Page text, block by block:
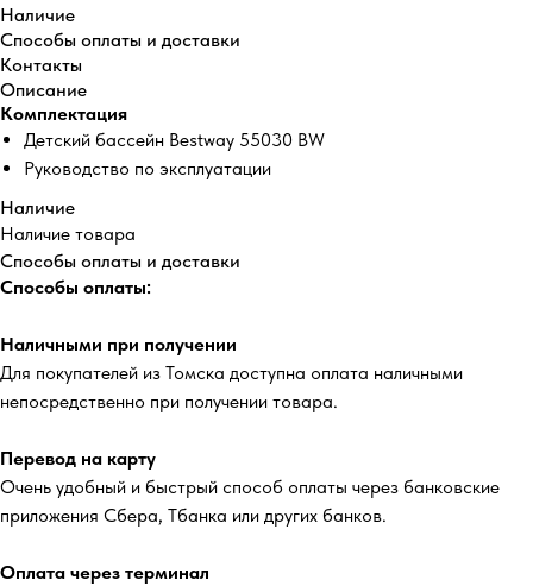
Наличие
Способы оплаты и доставки
Контакты
Описание
Комплектация
Детский бассейн Bestway 55030 BW
Руководство по эксплуатации
Наличие
Наличие товара
Способы оплаты и доставки
Способы оплаты:
Наличными при получении
Для покупателей из Томска доступна оплата наличными
непосредственно при получении товара.
Перевод на карту
Очень удобный и быстрый способ оплаты через банковские
приложения Сбера, Тбанка или других банков.
Оплата через терминал